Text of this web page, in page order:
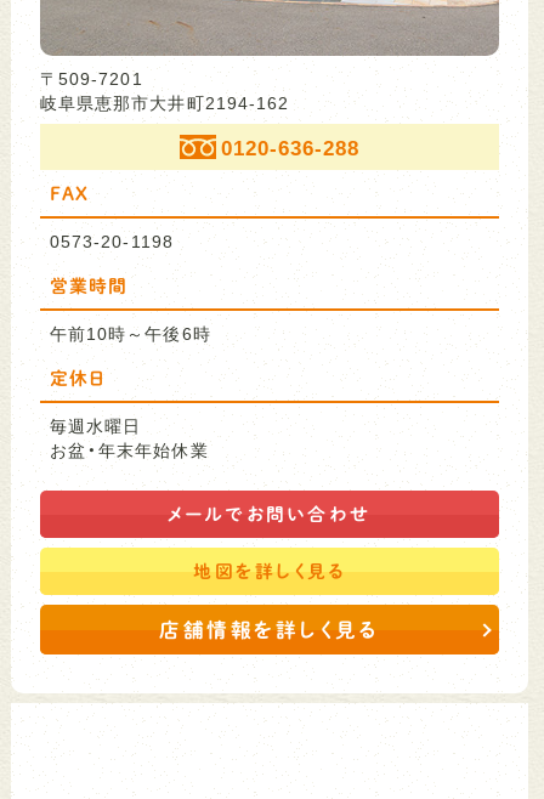
〒509-7201
岐阜県恵那市大井町2194-162
0120-636-288
FAX
0573-20-1198
営業時間
午前10時～午後6時
定休日
毎週水曜日
お盆・年末年始休業
メールで お問い合わせ
地図を詳しく見る
店舗情報を詳しく見る